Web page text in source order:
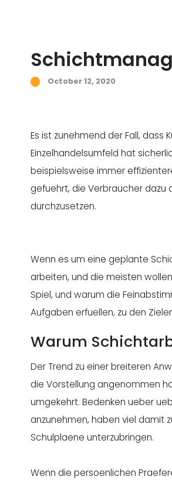
October 12, 2020
Es ist zunehmend der Fall, dass
Einzelhandelsumfeld hat
beispielsweise immer
gefuehrt, die Verbraucher
durchzusetzen.
Wenn es um eine geplante
arbeiten, und die meisten
Spiel, und warum die
Aufgaben erfuellen, zu den
Warum
Der Trend zu einer breiteren
die Vorstellung angenommen
umgekehrt. Bedenken ueber
anzunehmen, haben viel damit
Schulplaene unterzubringen.
Wenn die persoenlichen